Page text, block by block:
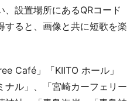
設置場所にあるQRコード
すると、画像と共に短歌を楽
Café」「KIITO ホール」
ナル」、「宮崎カーフェリー